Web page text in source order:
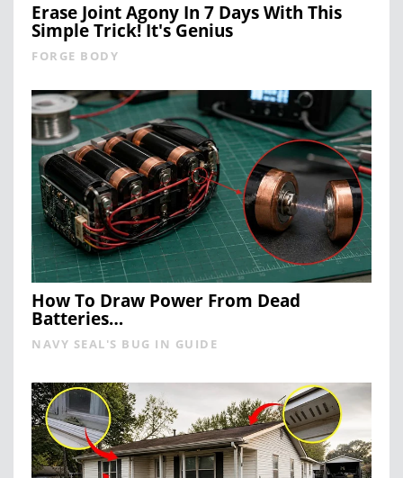
Erase Joint Agony In 7 Days With This
Simple Trick! It's Genius
FORGE BODY
How To Draw Power From Dead
Batteries…
NAVY SEAL'S BUG IN GUIDE